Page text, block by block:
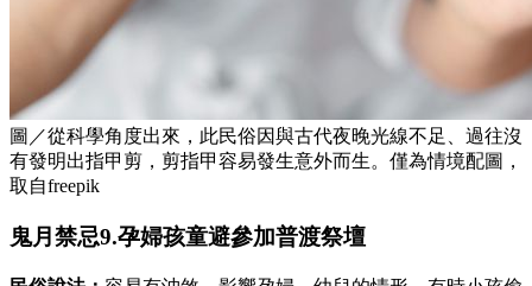
圖／從科學角度出來，此民俗因與古代夜晚光線不足、過往沒
有發明出指甲剪，剪指甲容易發生意外而生。僅為情境配圖，
取自freepik
鬼月禁忌9.孕婦孩童避參加普渡祭壇